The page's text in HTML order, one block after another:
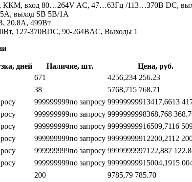
ККМ, вход 80…264V AC, 47…63Гц /113…370В DC,
выход SB 5В/1А
20.8А, 499Вт
127-370ВDC, 90-264ВAC, Выходы 1
дней Наличие, шт. Цена, руб.
671 4256,234 256.23
38 5768,71 5 768.71
999999999по запросу 99999999913417,6613
999999999по запросу 9999999998368,768
999999999по запросу 99999999916509,7116
999999999по запросу 99999999912200,2112
999999999по запросу 9999999997122,887
999999999по запросу 99999999915004,1915
200 9785,79 785.70